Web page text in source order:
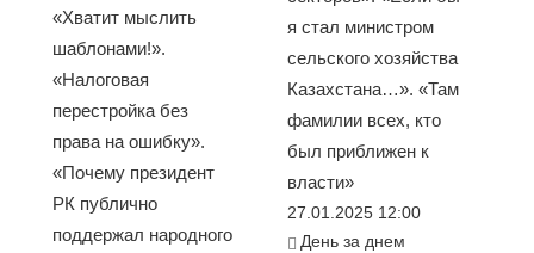
«Хватит мыслить
шаблонами!».
«Налоговая
перестройка без
права на ошибку».
«Почему президент
РК публично
поддержал народного
я стал министром
сельского хозяйства
Казахстана…». «Там
фамилии всех, кто
был приближен к
власти»
27.01.2025 12:00
День за днем